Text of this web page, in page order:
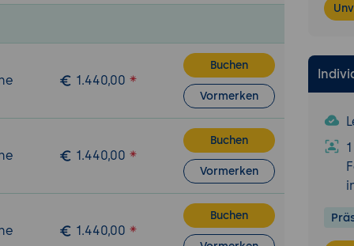
von vorgefertigten und benutzerdefinierten
Einführung in die API von Snipe-IT, Beispiele zur
Aufgaben und Integration mit anderen Systemen.
Erstellung von Skripten zur Automatisierung
und -exporte von Daten.
Best Practices zur Sicherung von Snipe-IT, inklusive
Passwortrichtlinien und Zwei-Faktor-
Wiederherstellung: Einrichtung und Verwaltung von
1.440,00
Buchen
Vormerken
1.440,00
Buchen
Vormerken
1.440,00
Buchen